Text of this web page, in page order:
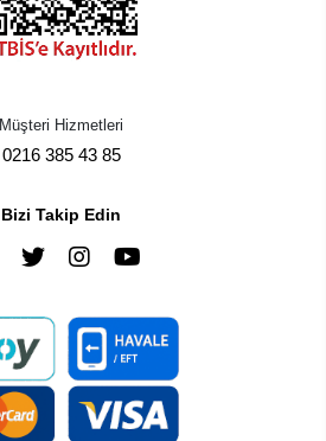
Müşteri Hizmetleri
0216 385 43 85
Bizi Takip Edin